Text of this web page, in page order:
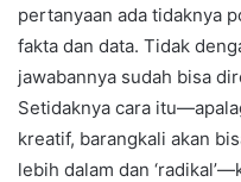
pertanyaan ada tidaknya
fakta dan data. Tidak
jawabannya sudah bisa
Setidaknya cara
kreatif, barangkali akan
lebih dalam dan